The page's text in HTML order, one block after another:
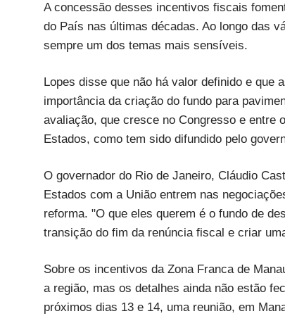
A concessão desses incentivos fiscais
do País nas últimas décadas. Ao longo das
sempre um dos temas mais sensíveis.
Lopes disse que não há valor definido e que
importância da criação do fundo para
avaliação, que cresce no Congresso e entre
Estados, como tem sido difundido pelo
O governador do Rio de Janeiro, Cláudio
Estados com a União entrem nas
reforma. "O que eles querem é o fundo de
transição do fim da renúncia fiscal e criar
Sobre os incentivos da Zona Franca de
a região, mas os detalhes ainda não estão
próximos dias 13 e 14, uma reunião, em